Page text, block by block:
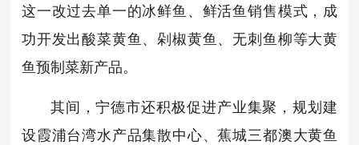
这一改过去单一的冰鲜鱼、鲜活鱼销售模式，成
功开发出酸菜黄鱼、剁椒黄鱼、无刺鱼柳等大黄
鱼预制菜新产品。
其间，宁德市还积极促进产业集聚，规划建
设霞浦台湾水产品集散中心、蕉城三都澳大黄鱼